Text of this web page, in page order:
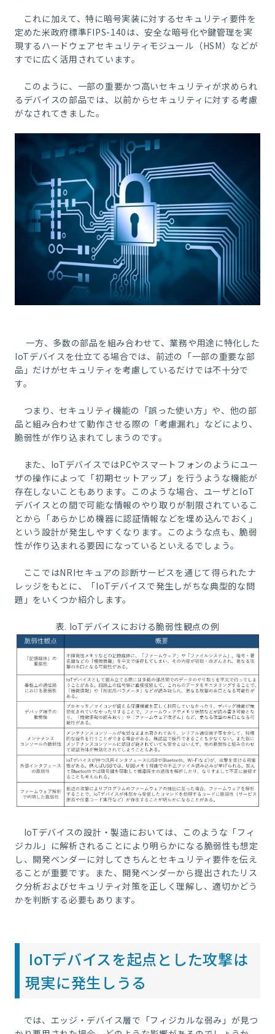
これに加えて、特に暗号実装に対するセキュリティ要件を
定めた米政府標準FIPS-140 は、安全な暗号化や鍵管理を実
現するハードウェアセキュリティモジュール（HSM） などが
すでに広く活用されています。
このように、一部の重要かつ高いセキュリティが求められ
るデバイスの部品では、以前からセキュリティに対する考慮
がなされてきました。
一方、多数の部品を組み合わせて、業務や用途に特化した
IoTデバイスを仕立てる場合では、前述の「一部の重要な部
品」だけがセキュリティを考慮しているだけでは不十分で
す。
つまり、セキュリティ機能の「誤った使い方」や、他の部
品と組み合わせて動作させる際の「考慮漏れ」などにより、
脆弱性が作り込まれてしまうのです。
また、 IoTデバイスではPCやスマートフォンのようにユー
ザの操作によって「初期セットアップ」を行うような機能が
存在しないこともあります。このような場合、ユーザとIoT
デバイスとの間で可能な情報のやり取りが制限されているこ
とから「あらかじめ機器に認証情報などを埋め込んでおく」
という設計が発生しやすくなります。このような点も、脆弱
性が作り込まれる要因になっているといえるでしょう。
ここではNRIセキュアの診断サービスを通じて得られたナ
レッジをもとに、「IoTデバイスで発生しがちな典型的な問
題」をいくつか紹介します。
表. IoTデバイスにおける脆弱性観点の例
IoTデバイスの設計・製造においては、このような「フィ
ジカル」に解析されることにより明らかになる脆弱性も想定
し、開発ベンダーに対してきちんとセキュリティ要件を伝え
ることが重要です。また、開発ベンダーから提出されたリス
ク分析およびセキュリティ対策を正しく理解し、適切かどう
かを判断する必要もあります。
IoTデバイスを起点とした攻撃は
現実に発生しうる
では、エッジ・デバイス層で「フィジカルな弱み」が見つ